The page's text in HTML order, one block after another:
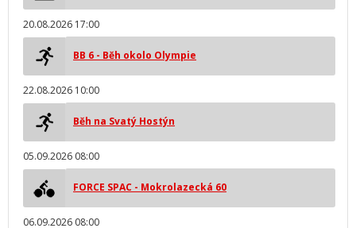
20.08.2026 17:00
BB 6 - Běh okolo Olympie
22.08.2026 10:00
Běh na Svatý Hostýn
05.09.2026 08:00
FORCE SPAC - Mokrolazecká 60
06.09.2026 08:00